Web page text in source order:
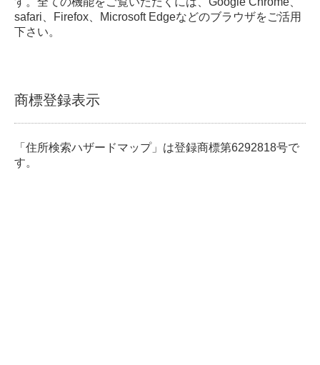
safari、Firefox、Microsoft Edgeなどのブラウザをご活用
下さい。
商標登録表示
「住所検索ハザードマップ」は登録商標第6292818号で
す。